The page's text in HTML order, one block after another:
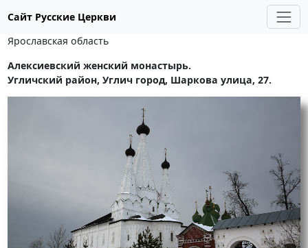
Сайт Русские Церкви
Ярославская область
Алексиевский женский монастырь.
Угличский район, Углич город, Шаркова улица, 27.